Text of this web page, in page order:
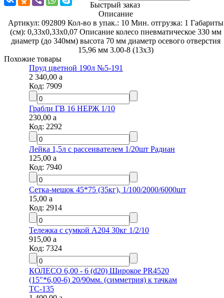
Быстрый заказ
Описание
Артикул: 092809 Кол-во в упак.: 10 Мин. отгрузка: 1 Габариты
(см): 0,33x0,33x0,07 Описание колесо пневматическое 330 мм
диаметр (до 340мм) высота 70 мм диаметр осевого отверстия
15,96 мм 3.00-8 (13х3)
Похожие товары
Пруд цветной 190л №5-191
2 340,00a
Код:7909
Грабли ГВ 16 НЕРЖ 1/10
230,00a
Код:2292
Лейка 1,5л с рассеивателем 1/20шт Радиан
125,00a
Код:7940
Сетка-мешок 45*75 (35кг), 1/100/2000/6000шт
15,00a
Код:2914
Тележка с сумкой А204 30кг 1/2/10
915,00a
Код:7324
КОЛЕСО 6,00 - 6 (d20) Широкое PR4520
(15"*6,00-6) 20/90мм. (симметрия) к тачкам
ТС-135